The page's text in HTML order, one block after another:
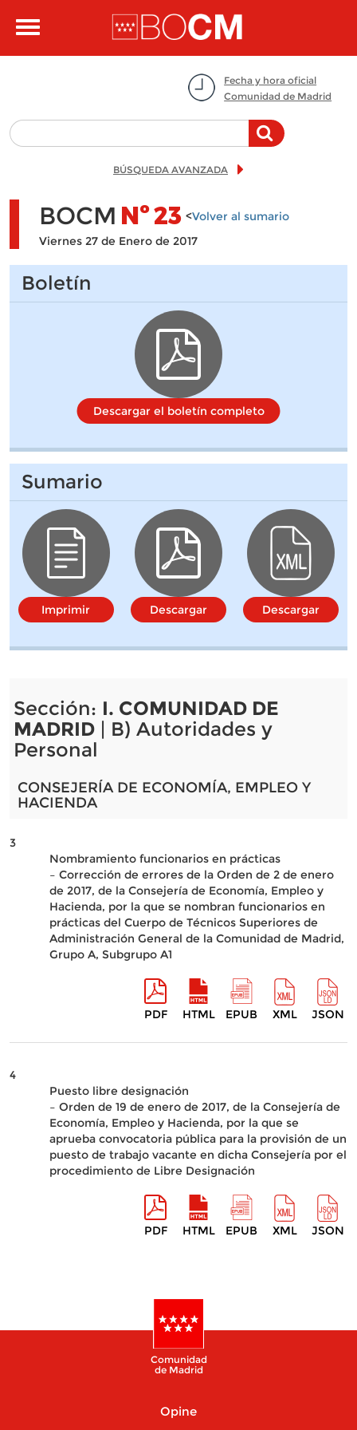
Toggle
Fecha y hora oficial
Comunidad de Madrid
BÚSQUEDA AVANZADA
BOCM Nº23 <Volver al sumario
Viernes 27 de Enero de 2017
Boletín
Descargar el boletín completo
Sumario
Imprimir Descargar Descargar
Sección: I. COMUNIDAD DE
MADRID| B) Autoridades y
Personal
CONSEJERÍA DE ECONOMÍA, EMPLEO Y
HACIENDA
3
Nombramiento funcionarios en prácticas
– Corrección de errores de la Orden de 2 de enero
de 2017, de la Consejería de Economía, Empleo y
Hacienda, por la que se nombran funcionarios en
prácticas del Cuerpo de Técnicos Superiores de
Administración General de la Comunidad de Madrid,
Grupo A, Subgrupo A1
PDF HTML EPUB XML JSON
4
Puesto libre designación
– Orden de 19 de enero de 2017, de la Consejería de
Economía, Empleo y Hacienda, por la que se
aprueba convocatoria pública para la provisión de un
puesto de trabajo vacante en dicha Consejería por el
procedimiento de Libre Designación
PDF HTML EPUB XML JSON
Comunidad
de Madrid
Opine